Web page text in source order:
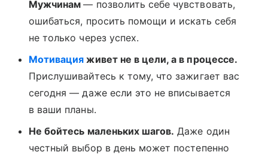
Мужчинам— позволить себе чувствовать,
ошибаться, просить помощи и искать себя
не только через успех.
Мотивация живет не в цели, а в процессе.
Прислушивайтесь к тому, что зажигает вас
сегодня — даже если это не вписывается
в ваши планы.
Не бойтесь маленьких шагов. Даже один
честный выбор в день может постепенно